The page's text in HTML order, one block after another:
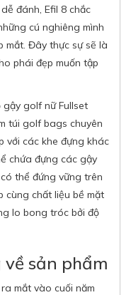
đánh, Efil 8 chắc
cú nghiêng mình
mắt. Đây thực sự sẽ là
phái đẹp muốn tập
gậy golf nữ Fullset
túi golf bags chuyên
với các khe đựng khác
chứa đựng các gậy
thể đứng vững trên
cùng chất liệu bề mặt
lo bong tróc bởi độ
sản phẩm
mắt vào cuối năm